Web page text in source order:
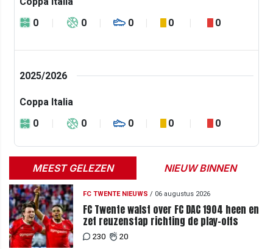
0
0 0 0 0
2025/2026
Coppa Italia
0
0 0 0 0
MEEST GELEZEN NIEUW BINNEN
FC TWENTE NIEUWS / 06 augustus 2026
FC Twente walst over FC DAC 1904 heen en
zet reuzenstap richting de play-offs
230 20